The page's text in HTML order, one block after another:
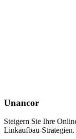
Unancor
Steigern Sie Ihre
Linkaufbau-